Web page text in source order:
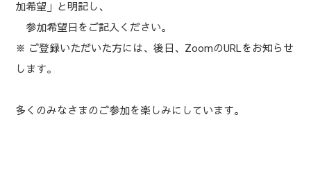
加希望」と明記し、
参加希望日をご記入ください。
※ ご登録いただいた方には、後日、ZoomのURLをお知らせ
します。
多くのみなさまのご参加を楽しみにしています。